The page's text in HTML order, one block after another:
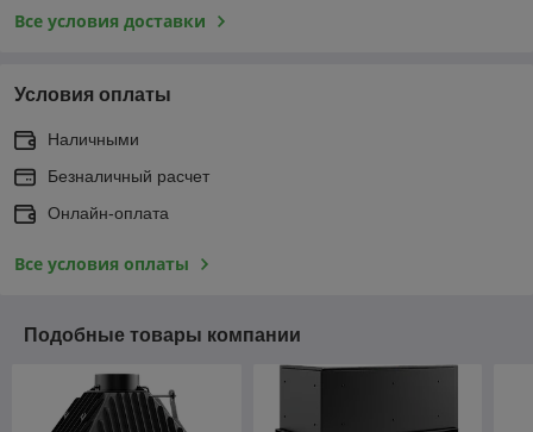
Все условия доставки
Условия оплаты
Наличными
Безналичный расчет
Онлайн-оплата
Все условия оплаты
Подобные товары компании